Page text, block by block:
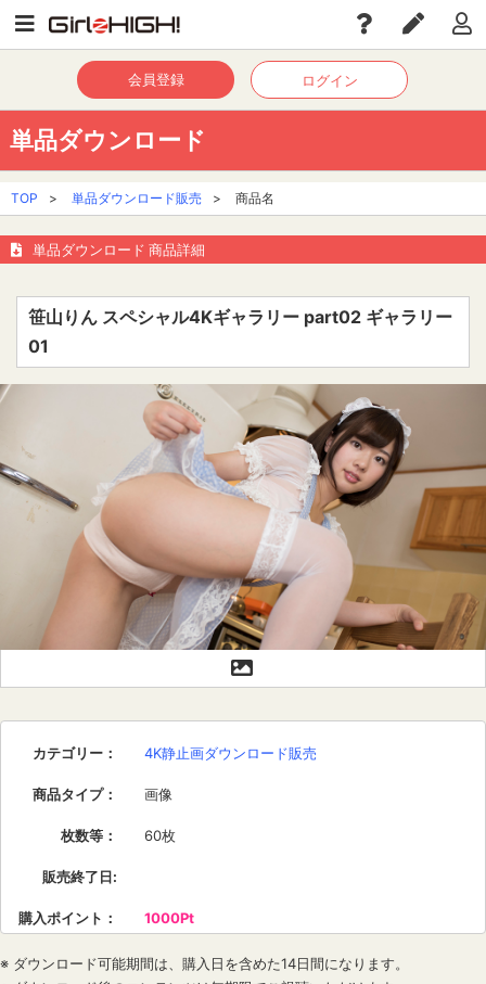
会員登録 ログイン
単品ダウンロード
TOP > 単品ダウンロード販売 > 商品名
単品ダウンロード 商品詳細
笹山りん スペシャル4Kギャラリー part02 ギャラリー
01
カテゴリー ： 4K静止画ダウンロード販売
商品タイプ： 画像
枚数等 ： 60枚
販売終了日:
購入ポイント ： 1000Pt
※ ダウンロード可能期間は、購入日を含めた14日間になります。